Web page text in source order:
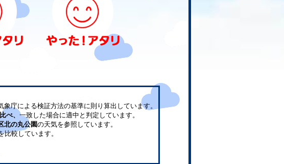
象庁による検証方法の基準に則り算出しています。
べ、 一致した場合に適中と判定しています。
北の丸公園の天気を参照しています。
比較しています。